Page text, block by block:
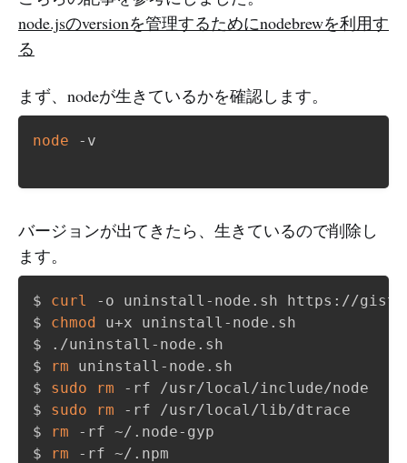
node.jsのversionを管理するためにnodebrewを利用す
る
まず、nodeが生きているかを確認します。
node -v
バージョンが出てきたら、生きているので削除し
ます。
$ curl
-o uninstall-node.sh https://
$ chmod u+x uninstall-node.sh
$ ./uninstall-node.sh
$
rm uninstall-node.sh
$ sudo rm -rf /usr/local/include/node
$ sudo rm -rf /usr/local/lib/dtrace
$
rm -rf ~/.node-gyp
$
rm -rf ~/.npm